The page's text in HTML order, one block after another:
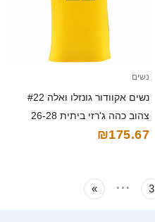
נשים
נשים אקוודור גונזלו ואלה #22
צהוב כהה ג'רזי ביתית 26-28
חולצה קצרה
₪175.67
3
...
»